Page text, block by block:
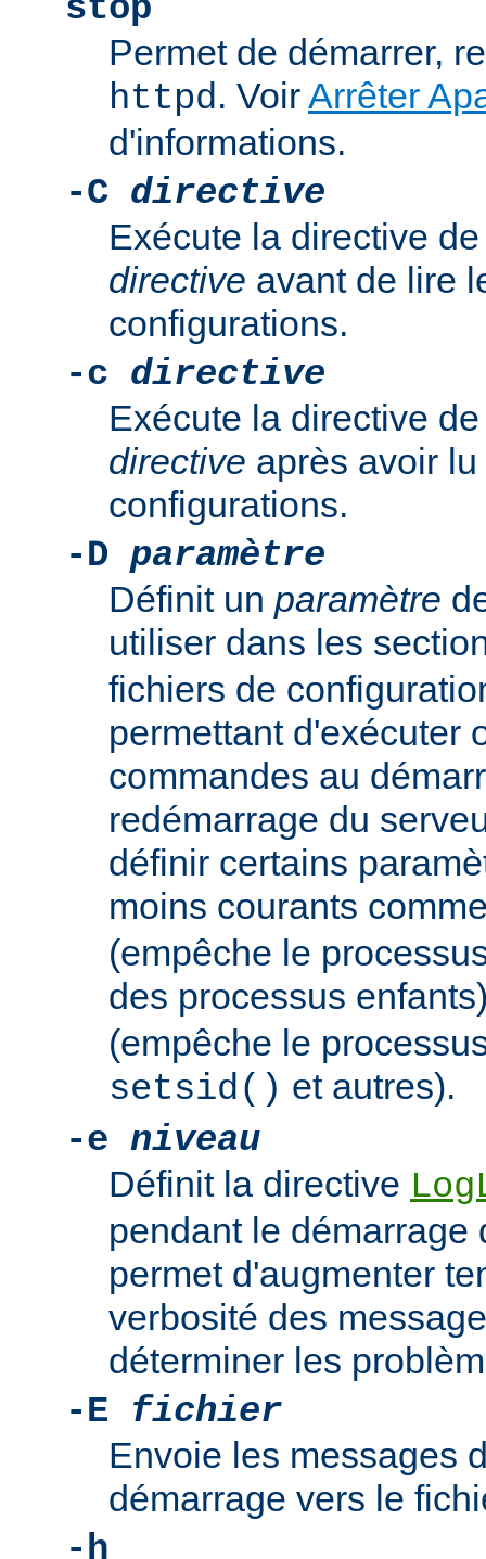
stop
Permet de démarrer,
httpd. VoirArrêter
d'informations.
-C directive
Exécute la directive
directive avant de lire
configurations.
-c directive
Exécute la directive
directive après avoir
configurations.
-D paramètre
Définit un paramètre
utiliser dans les
fichiers de
permettant d'exécuter
commandes au
redémarrage du
définir certains
moins courants
(empêche le
des processus
(empêche le
setsid() et autres).
-e niveau
Définit la directive
pendant le démarrage
permet d'augmenter
verbosité des
déterminer les
-E fichier
Envoie les messages
démarrage vers le
-h